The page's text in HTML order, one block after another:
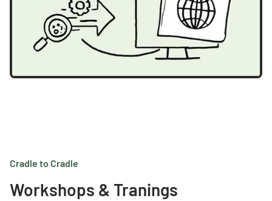
Cradle to Cradle
Workshops & Tranings